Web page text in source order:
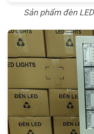
Sản phẩm đèn